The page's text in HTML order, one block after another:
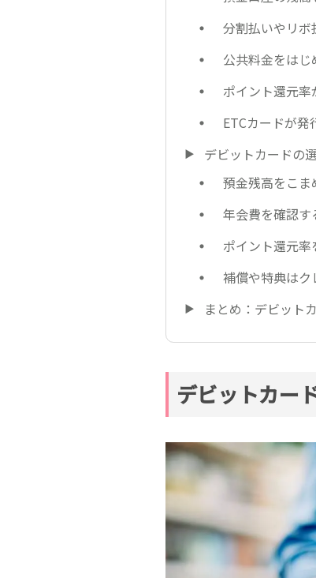
分割払いやリ
公共料金をは
ポイント還元
ETCカードが発
デビットカードの
預金残高をこま
年会費を確認す
ポイント還元率
補償や特典は
まとめ：デビット
デビットカー